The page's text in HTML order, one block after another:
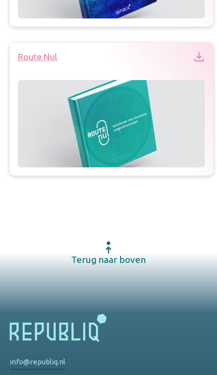
Route Nul
Terug naar boven
info@republiq.nl